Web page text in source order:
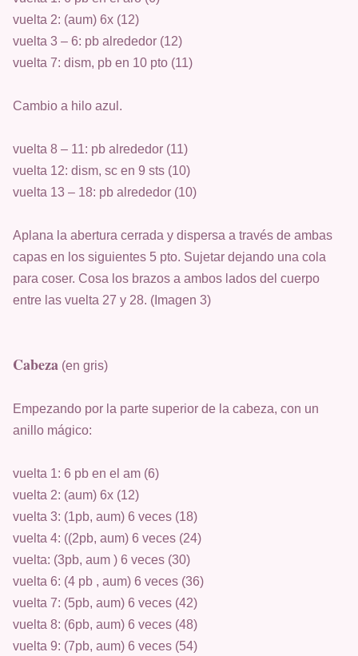
vuelta 2: (aum) 6x (12)
vuelta 3 – 6: pb alrededor (12)
vuelta 7: dism, pb en 10 pto (11)
Cambio a hilo azul.
vuelta 8 – 11: pb alrededor (11)
vuelta 12: dism, sc en 9 sts (10)
vuelta 13 – 18: pb alrededor (10)
Aplana la abertura cerrada y dispersa a través de ambas
capas en los siguientes 5 pto. Sujetar dejando una cola
para coser. Cosa los brazos a ambos lados del cuerpo
entre las vuelta 27 y 28. (Imagen 3)
Cabeza (en gris)
Empezando por la parte superior de la cabeza, con un
anillo mágico:
vuelta 1: 6 pb en el am (6)
vuelta 2: (aum) 6x (12)
vuelta 3: (1pb, aum) 6 veces (18)
vuelta 4: ((2pb, aum) 6 veces (24)
vuelta: (3pb, aum ) 6 veces (30)
vuelta 6: (4 pb , aum) 6 veces (36)
vuelta 7: (5pb, aum) 6 veces (42)
vuelta 8: (6pb, aum) 6 veces (48)
vuelta 9: (7pb, aum) 6 veces (54)